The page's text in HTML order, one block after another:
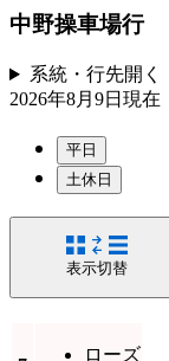
中野操車場行
系統・行先開く
2026年8月9日 現在
平日
土休日
表示切替
ローズ